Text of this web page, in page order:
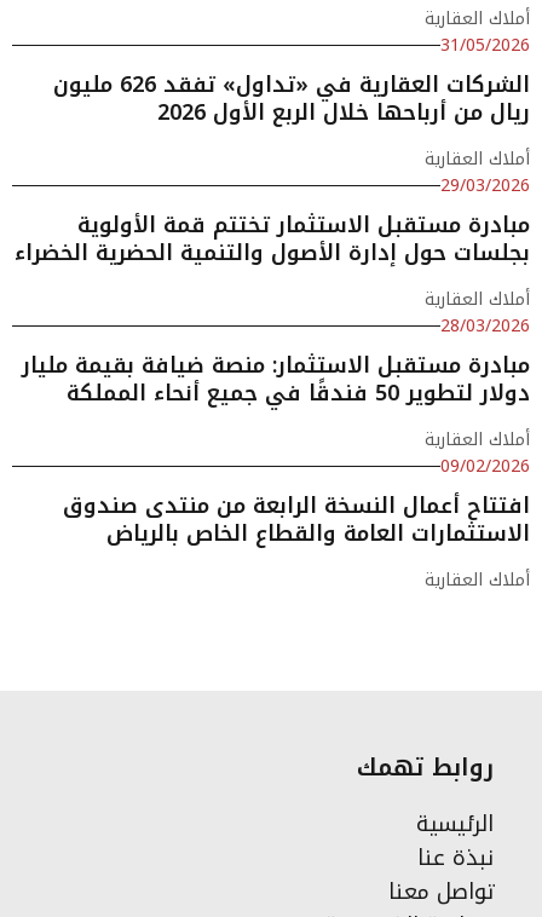
أملاك العقارية
31/05/2026
الشركات العقارية في «تداول» تفقد 626 مليون
ريال من أرباحها خلال الربع الأول 2026
أملاك العقارية
29/03/2026
مبادرة مستقبل الاستثمار تختتم قمة الأولوية
بجلسات حول إدارة الأصول والتنمية الحضرية الخضراء
أملاك العقارية
28/03/2026
مبادرة مستقبل الاستثمار: منصة ضيافة بقيمة مليار
دولار لتطوير 50 فندقًا في جميع أنحاء المملكة
أملاك العقارية
09/02/2026
افتتاح أعمال النسخة الرابعة من منتدى صندوق
الاستثمارات العامة والقطاع الخاص بالرياض
أملاك العقارية
روابط تهمك
الرئيسية
نبذة عنا
تواصل معنا